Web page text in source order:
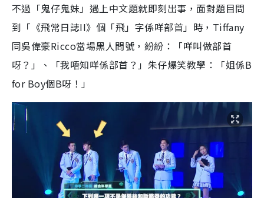
不過「鬼仔鬼妹」遇上中文題就即刻出事，面對題目問
到「《飛常日誌II》個「飛」字係咩部首」時，Tiffany
同吳偉豪Ricco當場黑人問號，紛紛：「咩叫做部首
呀？」、「我唔知咩係部首？」朱仔爆笑教學：「姐係B
for Boy個B呀！」